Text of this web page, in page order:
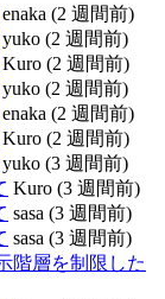
enaka (2 週間前)
yuko (2 週間前)
Kuro (2 週間前)
yuko (2 週間前)
enaka (2 週間前)
Kuro (2 週間前)
yuko (3 週間前)
Kuro (3 週間前)
sasa (3 週間前)
sasa (3 週間前)
階層を制限した